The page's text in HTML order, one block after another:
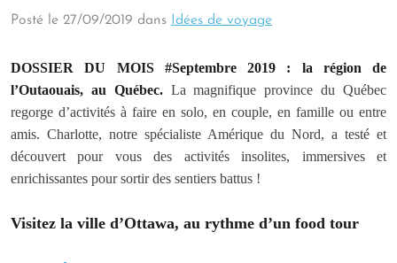
Posté le 27/09/2019 dans Idées de voyage
DOSSIER DU MOIS #Septembre 2019
: la région de
l’Outaouais, au Québec.La magnifique province du Québec
regorge d’activités à faire en solo, en couple, en famille ou entre
amis. Charlotte, notre spécialiste Amérique du Nord, a testé et
découvert pour vous des activités insolites, immersives et
enrichissantes pour sortir des sentiers battus !
Visitez la ville d’Ottawa, au rythme d’un food tour